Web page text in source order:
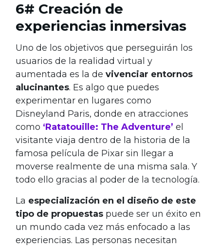
6# Creación de
experiencias inmersivas
Uno de los objetivos que perseguirán los
usuarios de la realidad virtual y
aumentada es la de vivenciar entornos
alucinantes. Es algo que puedes
experimentar en lugares como
Disneyland Paris, donde en atracciones
como ‘Ratatouille: The Adventure’ el
visitante viaja dentro de la historia de la
famosa película de Pixar sin llegar a
moverse realmente de una misma sala. Y
todo ello gracias al poder de la tecnología.
La especialización en el diseño de este
tipo de propuestas puede ser un éxito en
un mundo cada vez más enfocado a las
experiencias. Las personas necesitan